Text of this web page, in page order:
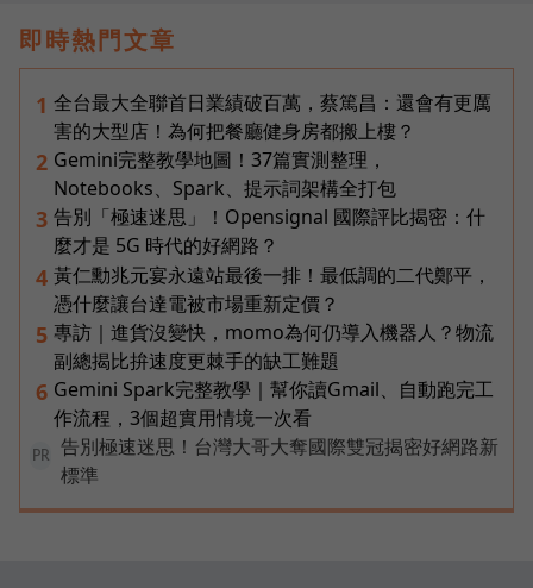
即時熱門文章
1 全台最大全聯首日業績破百萬，蔡篤昌：還會有更厲
害的大型店！為何把餐廳健身房都搬上樓？
2 Gemini完整教學地圖！37篇實測整理，
Notebooks、Spark、提示詞架構全打包
3 告別「極速迷思」！Opensignal 國際評比揭密：什
麼才是 5G 時代的好網路？
4 黃仁勳兆元宴永遠站最後一排！最低調的二代鄭平，
憑什麼讓台達電被市場重新定價？
5 專訪｜進貨沒變快，momo為何仍導入機器人？物流
副總揭比拚速度更棘手的缺工難題
6 Gemini Spark完整教學｜幫你讀Gmail、自動跑完工
作流程，3個超實用情境一次看
PR
告別極速迷思！台灣大哥大奪國際雙冠揭密好網路新
標準